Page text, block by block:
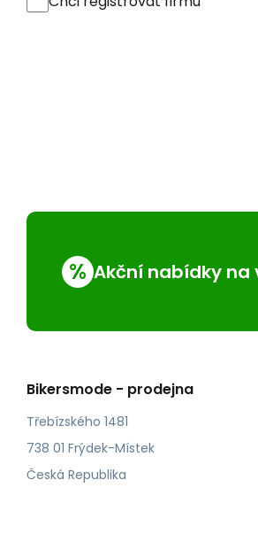
% Akční nabídky na
Bikersmode - prodejna
Třebízského 1481
738 01 Frýdek-Místek
Česká Republika